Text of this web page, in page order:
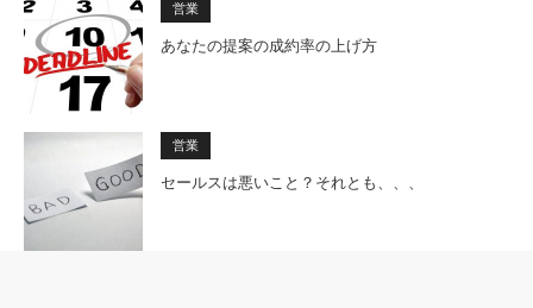
営業
あなたの提案の成約率の上げ方
営業
セールスは悪いこと？それとも、、、